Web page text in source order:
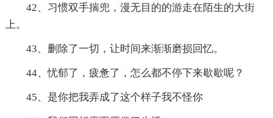
42、习惯双手揣兜，漫无目的的游走在陌生的大街
上。
43、删除了一切，让时间来渐渐磨损回忆。
44、忧郁了，疲惫了，怎么都不停下来歇歇呢？
45、是你把我弄成了这个样子我不怪你